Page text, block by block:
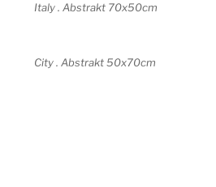
Italy . Abstrakt 70x50cm
City . Abstrakt 50x70cm